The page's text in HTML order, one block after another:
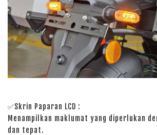
✅Skrin Paparan LCD :
Menampilkan maklumat yang diperlukan
dan tepat.